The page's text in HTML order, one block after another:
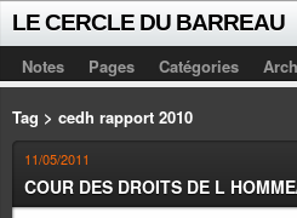
LE CERCLE DU BARREAU
Notes Pages Catégories
Tag > cedh rapport 2010
11/05/2011
COUR DES DROITS DE L